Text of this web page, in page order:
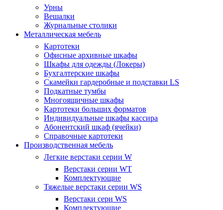
Урны
Вешалки
Журнальные столики
Металлическая мебель
Картотеки
Офисные архивные шкафы
Шкафы для одежды (Локеры)
Бухгалтерские шкафы
Скамейки гардеробные и подставки LS
Подкатные тумбы
Многоящичные шкафы
Картотеки больших форматов
Индивидуальные шкафы кассира
Абонентский шкаф (ячейки)
Справочные картотеки
Производственная мебель
Легкие верстаки серии W
Верстаки серии WT
Комплектующие
Тяжелые верстаки серии WS
Верстаки сери WS
Комплектующие